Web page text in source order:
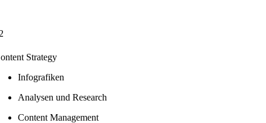
Strategy
Infografiken
Analysen und Research
Content Management